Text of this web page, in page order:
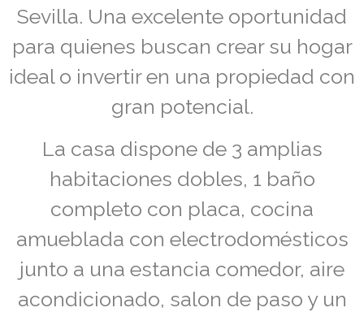
Sevilla. Una excelente oportunidad
para quienes buscan crear su hogar
ideal o invertir en una propiedad con
gran potencial.
La casa dispone de 3 amplias
habitaciones dobles, 1 baño
completo con placa, cocina
amueblada con electrodomésticos
junto a una estancia comedor, aire
acondicionado, salon de paso y un